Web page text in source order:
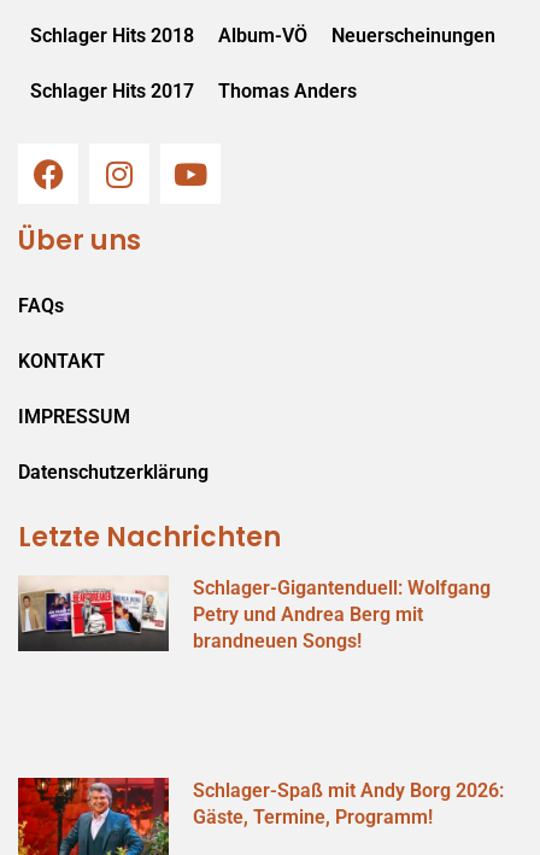
Schlager Hits 2018 Album-VÖ Neuerscheinungen
Schlager Hits 2017 Thomas Anders
Über uns
FAQs
KONTAKT
IMPRESSUM
Datenschutzerklärung
Letzte Nachrichten
Schlager-Gigantenduell: Wolfgang
Petry und Andrea Berg mit
brandneuen Songs!
Schlager-Spaß mit Andy Borg 2026:
Gäste, Termine, Programm!